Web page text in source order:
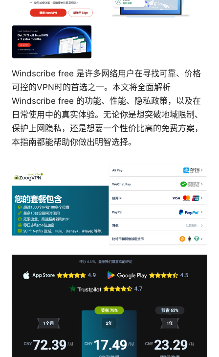
Windscribe free 是许多网络用户在寻找可靠、价格
可控的VPN时的首选之一。本文将全面解析
Windscribe free 的功能、性能、隐私政策，以及在
日常使用中的真实体验。无论你是想突破地域限制、
保护上网隐私，还是想要一个性价比高的免费方案，
本指南都能帮助你做出明智选择。